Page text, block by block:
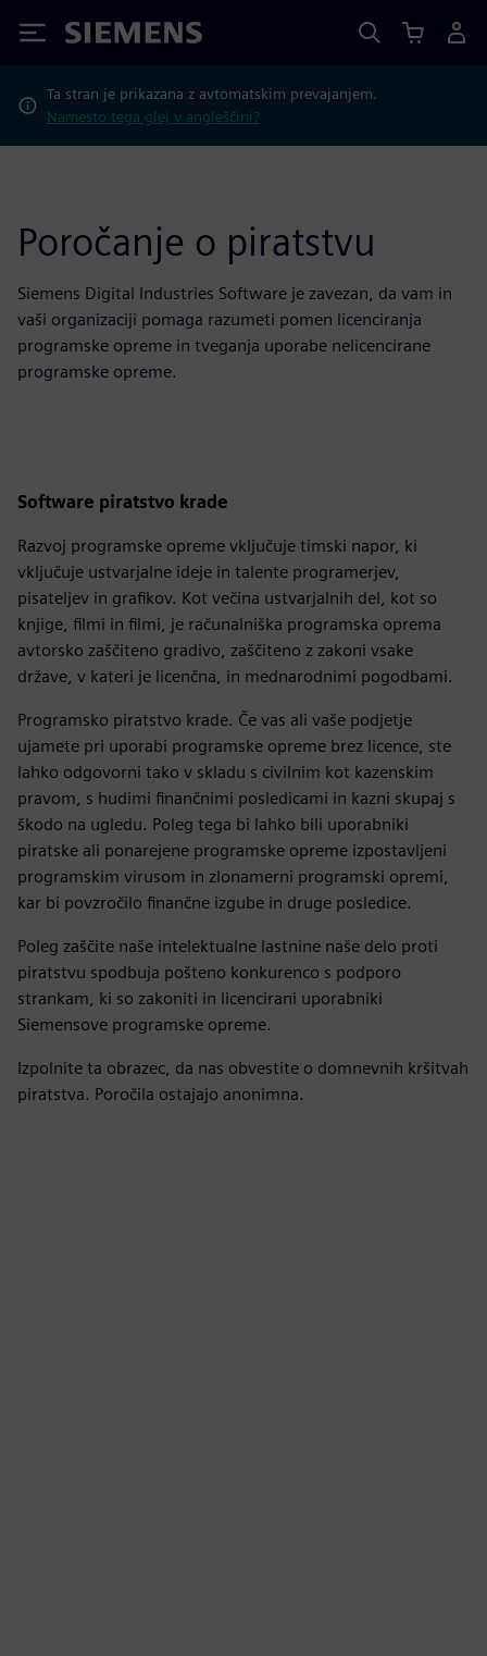
Siemens
Ta stran je prikazana z avtomatskim prevajanjem.
Namesto tega glej v angleščini?
Poročanje o piratstvu
Siemens Digital Industries Software je zavezan, da vam in
vaši organizaciji pomaga razumeti pomen licenciranja
programske opreme in tveganja uporabe nelicencirane
programske opreme.
Software piratstvo krade
Razvoj programske opreme vključuje timski napor, ki
vključuje ustvarjalne ideje in talente programerjev,
pisateljev in grafikov. Kot večina ustvarjalnih del, kot so
knjige, filmi in filmi, je računalniška programska oprema
avtorsko zaščiteno gradivo, zaščiteno z zakoni vsake
države, v kateri je licenčna, in mednarodnimi pogodbami.
Programsko piratstvo krade. Če vas ali vaše podjetje
ujamete pri uporabi programske opreme brez licence, ste
lahko odgovorni tako v skladu s civilnim kot kazenskim
pravom, s hudimi finančnimi posledicami in kazni skupaj s
škodo na ugledu. Poleg tega bi lahko bili uporabniki
piratske ali ponarejene programske opreme izpostavljeni
programskim virusom in zlonamerni programski opremi,
kar bi povzročilo finančne izgube in druge posledice.
Poleg zaščite naše intelektualne lastnine naše delo proti
piratstvu spodbuja pošteno konkurenco s podporo
strankam, ki so zakoniti in licencirani uporabniki
Siemensove programske opreme.
Izpolnite ta obrazec, da nas obvestite o domnevnih kršitvah
piratstva. Poročila ostajajo anonimna.